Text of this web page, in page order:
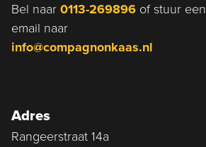
Bel naar 0113-269896 of stuur een
email naar
info@compagnonkaas.nl
Adres
Rangeerstraat 14a